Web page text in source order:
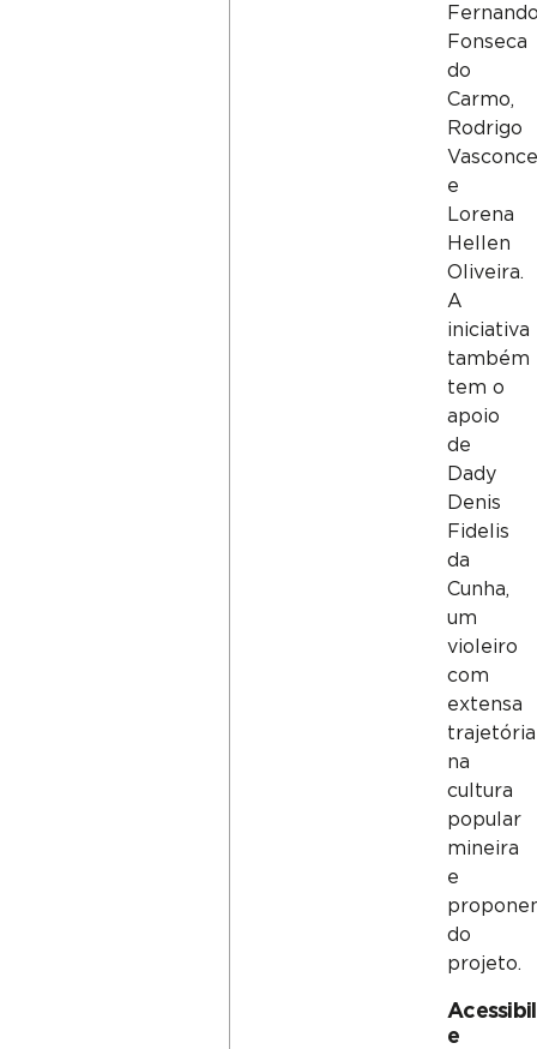
Fonseca
do
Carmo,
Rodrigo
e
Lorena
Hellen
Oliveira.
A
iniciativa
também
tem o
apoio
de
Dady
Denis
Fidelis
da
Cunha,
um
violeiro
com
extensa
trajetória
na
cultura
popular
mineira
e
do
projeto.
e